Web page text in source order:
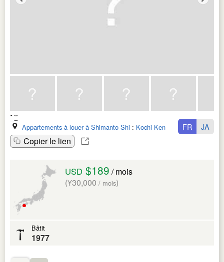
Appartements à louer à Shimanto Shi : Kochi Ken
Copier le lien
FR JA
USD $189 / mois
(¥30,000 / mois)
Bâtit
1977